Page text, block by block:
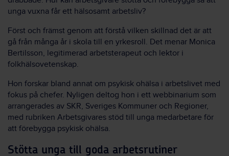
unga vuxna får ett hälsosamt arbetsliv?
Först och främst genom att förstå vilken skillnad det är att
gå från många år i skola till en yrkesroll. Det menar Monica
Bertilsson, legitimerad arbetsterapeut och lektor i
folkhälsovetenskap.
Hon forskar bland annat om psykisk ohälsa i arbetslivet med
fokus på chefer. Nyligen deltog hon i ett webbinarium som
arrangerades av SKR, Sveriges Kommuner och Regioner,
med rubriken Arbetsgivares stöd till unga medarbetare för
att förebygga psykisk ohälsa.
Stötta unga till goda arbetsrutiner